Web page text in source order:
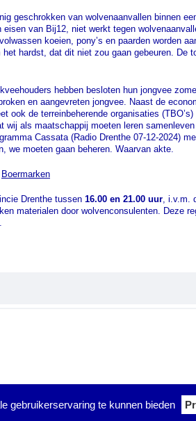
gebruikerservaring te kunnen bieden
geschrokken van wolvenaanvallen binnen
van Bij12, niet werkt tegen
koeien, pony’s en paarden worden
hardst, dat dit niet zou gaan gebeuren. De
hebben besloten hun jongvee
en aangevreten jongvee. Naast de
ook de terreinbeherende organisaties
wij als maatschappij moeten leren
Cassata (Radio Drenthe 07-12-2024)
we moeten gaan beheren. Waarvan akte.
Boermarken
Drenthe tussen 16.00 en 21.00 uur , i.v.m.
materialen door wolvenconsulenten. Deze